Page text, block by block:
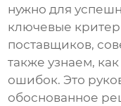
нужно для
ключевые
поставщиков,
также узнаем,
ошибок. Это
обоснованное